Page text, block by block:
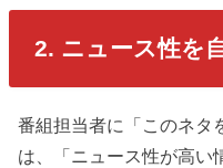
2. ニュース性を
番組担当者に「このネタ
は、「ニュース性が高い